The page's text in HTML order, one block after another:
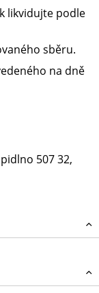
likvidujte podle
sběru.
na dně
507 32,